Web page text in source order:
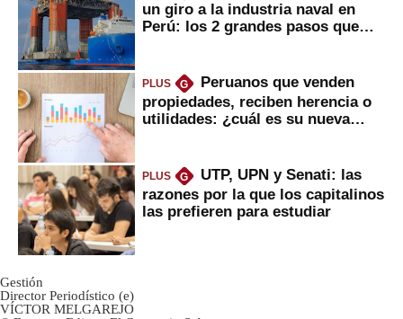
un giro a la industria naval en
Perú: los 2 grandes pasos que
PLUS G
Peruanos que venden
propiedades, reciben herencia o
utilidades: ¿cuál es su nueva
PLUS G
UTP, UPN y Senati: las
razones por la que los capitalinos
las prefieren para estudiar
Gestión
Director Periodístico (e)
VÍCTOR MELGAREJO